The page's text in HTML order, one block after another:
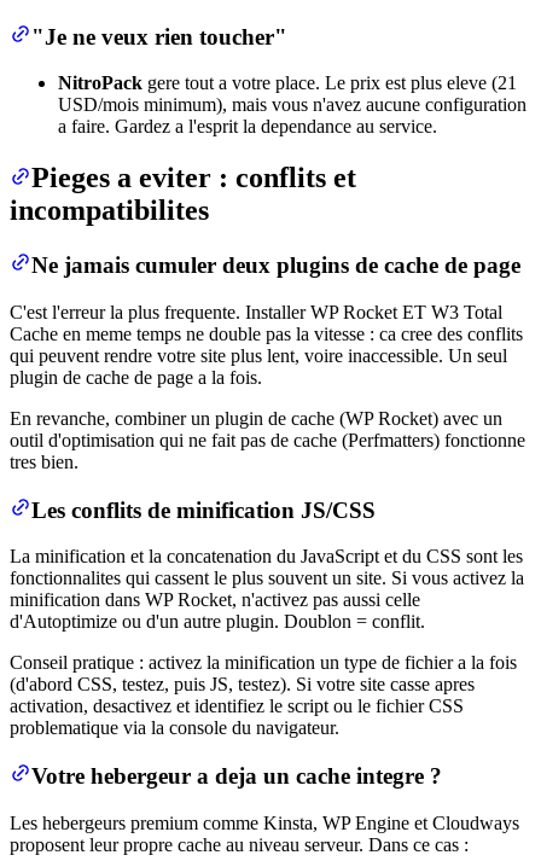
"Je ne veux rien toucher"
NitroPack gere tout a votre place. Le prix est plus eleve (21
USD/mois minimum), mais vous n'avez aucune configuration
a faire. Gardez a l'esprit la dependance au service.
Pieges a eviter : conflits et
incompatibilites
Ne jamais cumuler deux plugins de cache de page
C'est l'erreur la plus frequente. Installer WP Rocket ET W3 Total
Cache en meme temps ne double pas la vitesse : ca cree des conflits
qui peuvent rendre votre site plus lent, voire inaccessible. Un seul
plugin de cache de page a la fois.
En revanche, combiner un plugin de cache (WP Rocket) avec un
outil d'optimisation qui ne fait pas de cache (Perfmatters) fonctionne
tres bien.
Les conflits de minification JS/CSS
La minification et la concatenation du JavaScript et du CSS sont les
fonctionnalites qui cassent le plus souvent un site. Si vous activez la
minification dans WP Rocket, n'activez pas aussi celle
d'Autoptimize ou d'un autre plugin. Doublon = conflit.
Conseil pratique : activez la minification un type de fichier a la fois
(d'abord CSS, testez, puis JS, testez). Si votre site casse apres
activation, desactivez et identifiez le script ou le fichier CSS
problematique via la console du navigateur.
Votre hebergeur a deja un cache integre ?
Les hebergeurs premium comme Kinsta, WP Engine et Cloudways
proposent leur propre cache au niveau serveur. Dans ce cas :